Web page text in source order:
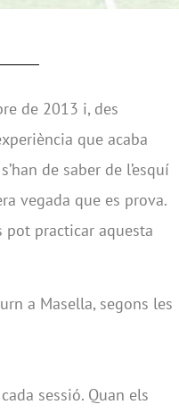
de 2013 i, des
que acaba
de saber de l’esquí
vegada que es prova.
pot practicar aquesta
a Masella, segons les
sessió. Quan els